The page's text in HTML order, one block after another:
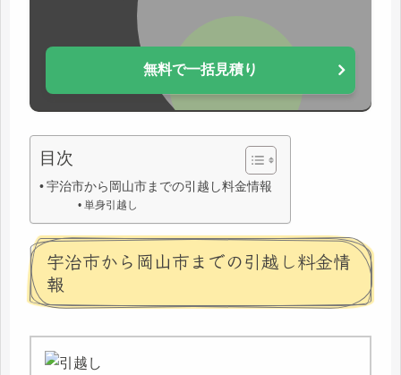
無料で一括見積り
目次
宇治市から岡山市までの引越し料金情報
単身引越し
宇治市から岡山市までの引越し料金情
報